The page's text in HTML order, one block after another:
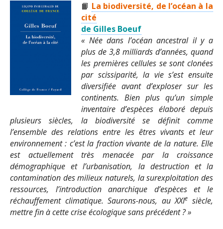
📙 La biodiversité, de l’océan à la
cité
de Gilles Boeuf
« Née dans l’océan ancestral il y a
plus de 3,8 milliards d’années, quand
les premières cellules se sont clonées
par scissiparité, la vie s’est ensuite
diversifiée avant d’exploser sur les
continents. Bien plus qu’un simple
inventaire d’espèces élaboré depuis
plusieurs siècles, la biodiversité se définit comme
l’ensemble des relations entre les êtres vivants et leur
environnement : c’est la fraction vivante de la nature. Elle
est actuellement très menacée par la croissance
démographique et l’urbanisation, la destruction et la
contamination des milieux naturels, la surexploitation des
ressources, l’introduction anarchique d’espèces et le
réchauffement climatique. Saurons-nous, au XXIe siècle,
mettre fin à cette crise écologique sans précédent ? »